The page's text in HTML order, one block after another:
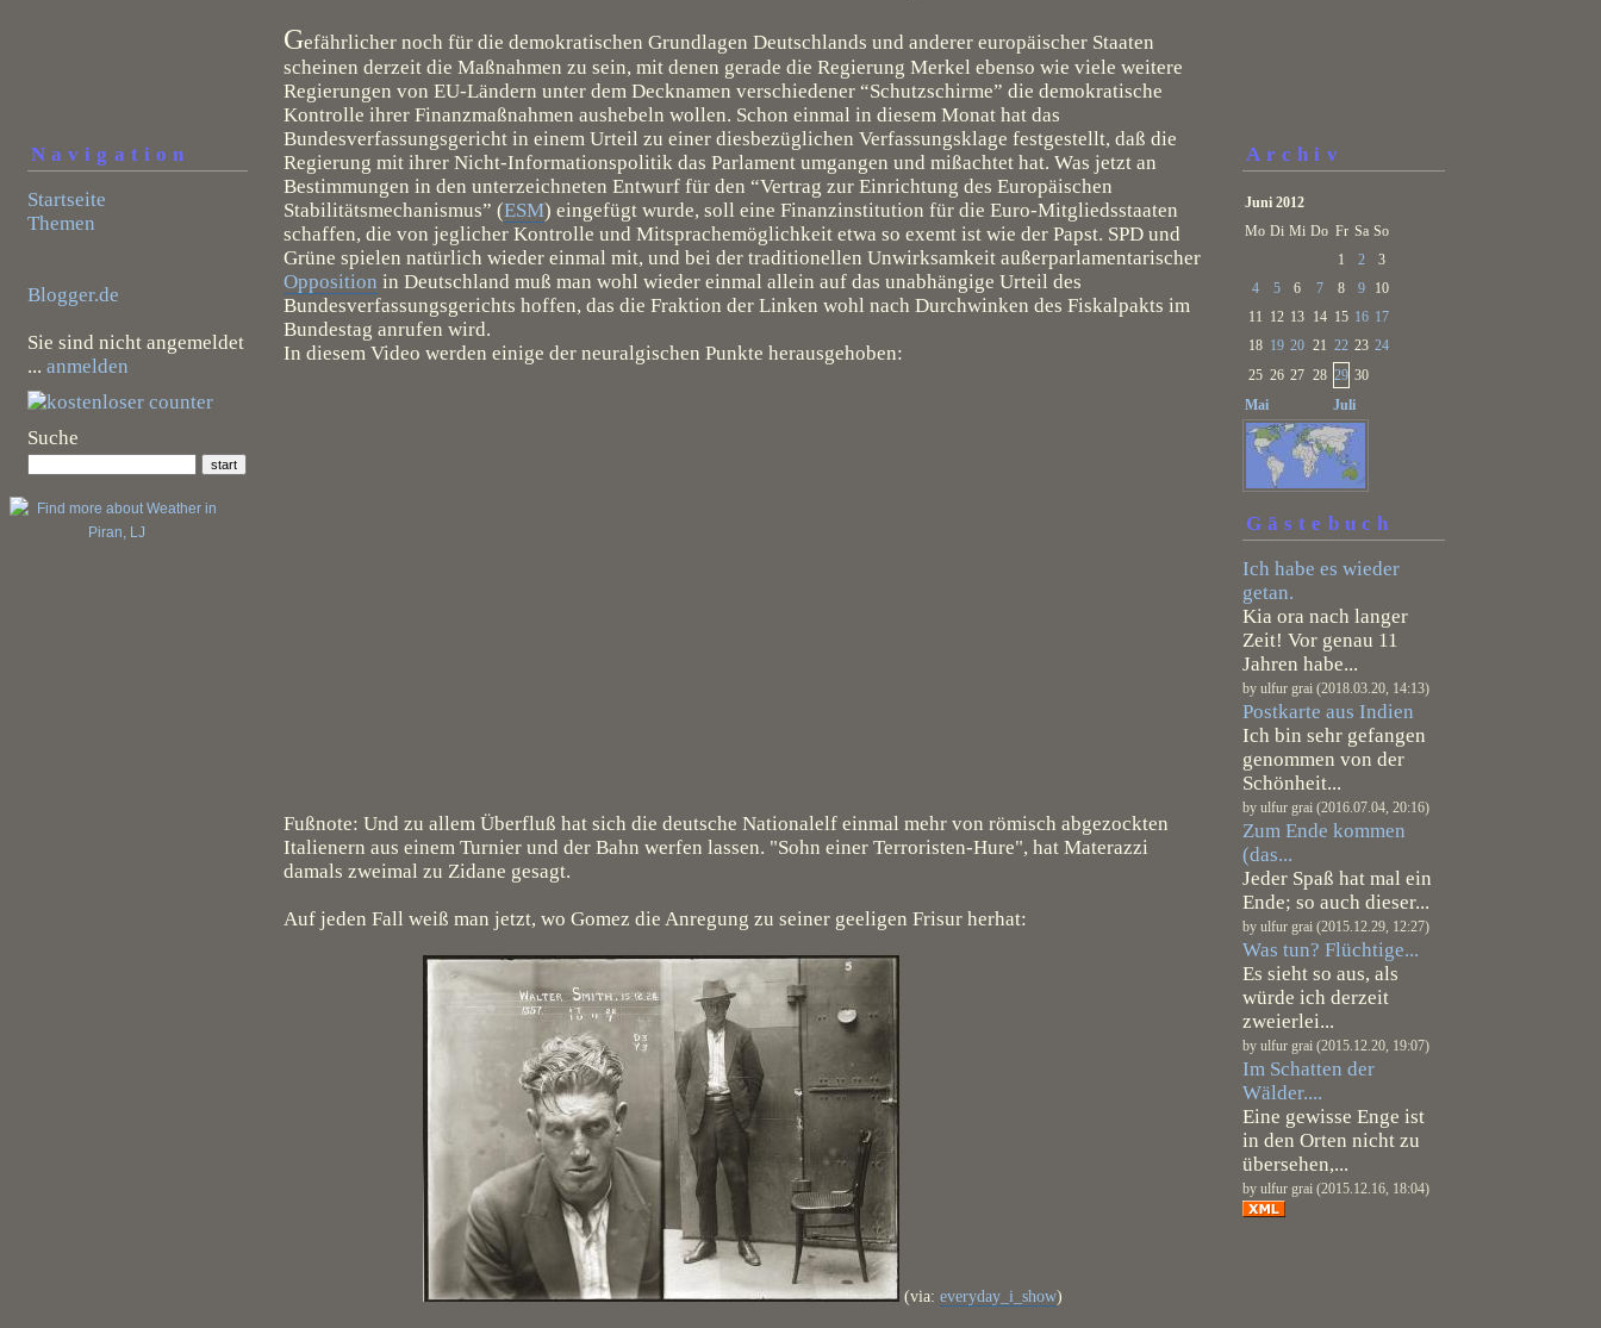
Navigation
Startseite
Themen
Blogger.de
Sie sind nicht angemeldet
... anmelden
Suche
Gefährlicher noch für die demokratischen Grundlagen Deutschlands und anderer europäischer Staaten
scheinen derzeit die Maßnahmen zu sein, mit denen gerade die Regierung Merkel ebenso wie viele weitere
Regierungen von EU-Ländern unter dem Decknamen verschiedener “Schutzschirme” die demokratische
Kontrolle ihrer Finanzmaßnahmen aushebeln wollen. Schon einmal in diesem Monat hat das
Bundesverfassungsgericht in einem Urteil zu einer diesbezüglichen Verfassungsklage festgestellt, daß die
Regierung mit ihrer Nicht-Informationspolitik das Parlament umgangen und mißachtet hat. Was jetzt an
Bestimmungen in den unterzeichneten Entwurf für den “Vertrag zur Einrichtung des Europäischen
Stabilitätsmechanismus” (ESM) eingefügt wurde, soll eine Finanzinstitution für die Euro-Mitgliedsstaaten
schaffen, die von jeglicher Kontrolle und Mitsprachemöglichkeit etwa so exemt ist wie der Papst. SPD und
Grüne spielen natürlich wieder einmal mit, und bei der traditionellen Unwirksamkeit außerparlamentarischer
Opposition in Deutschland muß man wohl wieder einmal allein auf das unabhängige Urteil des
Bundesverfassungsgerichts hoffen, das die Fraktion der Linken wohl nach Durchwinken des Fiskalpakts im
Bundestag anrufen wird.
In diesem Video werden einige der neuralgischen Punkte herausgehoben:
Fußnote: Und zu allem Überfluß hat sich die deutsche Nationalelf einmal mehr von römisch abgezockten
Italienern aus einem Turnier und der Bahn werfen lassen. "Sohn einer Terroristen-Hure", hat Materazzi
damals zweimal zu Zidane gesagt.
Auf jeden Fall weiß man jetzt, wo Gomez die Anregung zu seiner geeligen Frisur herhat:
(via: everyday_i_show)
Archiv
Juni 2012
Mo Di Mi Do Fr Sa So
1
2
3
4
5 6 7 8 9
10
11 12 13 14 15 16 17
18 19 20 21 22 23 24
25 26 27 28 29 30
Mai
Juli
Gästebuch
Ich habe es wieder
getan.
Kia ora nach langer
Zeit! Vor genau 11
Jahren habe...
by ulfur grai (2018.03.20, 14:13)
Postkarte aus Indien
Ich bin sehr gefangen
genommen von der
Schönheit...
by ulfur grai (2016.07.04, 20:16)
Zum Ende kommen
(das...
Jeder Spaß hat mal ein
Ende; so auch dieser...
by ulfur grai (2015.12.29, 12:27)
Was tun? Flüchtige...
Es sieht so aus, als
würde ich derzeit
zweierlei...
by ulfur grai (2015.12.20, 19:07)
Im Schatten der
Wälder....
Eine gewisse Enge ist
in den Orten nicht zu
übersehen,...
by ulfur grai (2015.12.16, 18:04)